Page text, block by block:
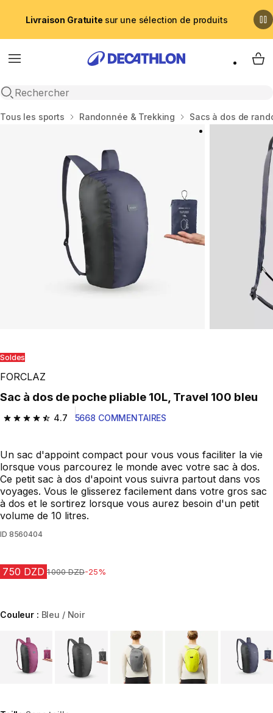
Livraison Gratuite sur une sélection de produits
Menu
Recherche ouverte
My
Accueil
Tous les sports Randonnée & Trekking Sacs à dos de
Soldes
FORCLAZ
Sac à dos de poche pliable 10L, Travel 100 bleu
4.7
4.7 out of 5 stars from 5668 reviews
5668 COMMENTAIRES
Un sac d'appoint compact pour vous vous faciliter la vie
lorsque vous parcourez le monde avec votre sac à dos.
Ce petit sac à dos d'apoint vous suivra partout dans vos
voyages. Vous le glisserez facilement dans votre gros sac
à dos et le sortirez lorsque vous aurez besoin d'un petit
volume de 10 litres.
ID 8560404
750 DZD Prix avant la réduction
1 000 DZD-25%
Couleur : Bleu / Noir
Choose a variant